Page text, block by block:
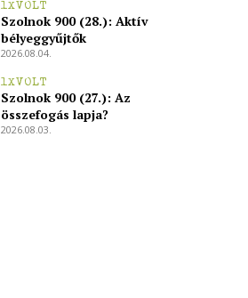
1XVOLT
Szolnok 900 (28.): Aktív
bélyeggyűjtők
2026.08.04.
1XVOLT
Szolnok 900 (27.): Az
összefogás lapja?
2026.08.03.